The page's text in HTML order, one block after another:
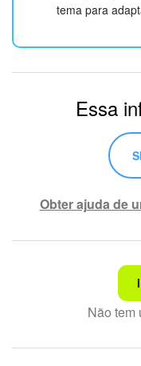
tema para
Essa
Obter ajuda de
Não é o que
Texto complexo e
Informações estão
Não tem